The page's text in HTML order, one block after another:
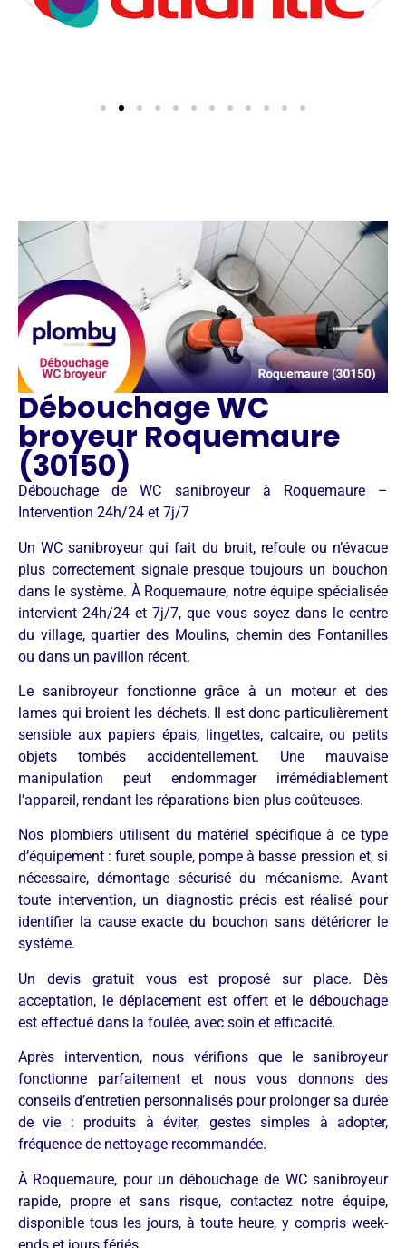
Débouchage WC
broyeur Roquemaure
(30150)
Débouchage de WC sanibroyeur à Roquemaure –
Intervention 24h/24 et 7j/7
Un WC sanibroyeur qui fait du bruit, refoule ou n’évacue
plus correctement signale presque toujours un bouchon
dans le système. À Roquemaure, notre équipe spécialisée
intervient 24h/24 et 7j/7, que vous soyez dans le centre
du village, quartier des Moulins, chemin des Fontanilles
ou dans un pavillon récent.
Le sanibroyeur fonctionne grâce à un moteur et des
lames qui broient les déchets. Il est donc particulièrement
sensible aux papiers épais, lingettes, calcaire, ou petits
objets tombés accidentellement. Une mauvaise
manipulation peut endommager irrémédiablement
l’appareil, rendant les réparations bien plus coûteuses.
Nos plombiers utilisent du matériel spécifique à ce type
d’équipement : furet souple, pompe à basse pression et, si
nécessaire, démontage sécurisé du mécanisme. Avant
toute intervention, un diagnostic précis est réalisé pour
identifier la cause exacte du bouchon sans détériorer le
système.
Un devis gratuit vous est proposé sur place. Dès
acceptation, le déplacement est offert et le débouchage
est effectué dans la foulée, avec soin et efficacité.
Après intervention, nous vérifions que le sanibroyeur
fonctionne parfaitement et nous vous donnons des
conseils d’entretien personnalisés pour prolonger sa durée
de vie : produits à éviter, gestes simples à adopter,
fréquence de nettoyage recommandée.
À Roquemaure, pour un débouchage de WC sanibroyeur
rapide, propre et sans risque, contactez notre équipe,
disponible tous les jours, à toute heure, y compris week-
ends et jours fériés.